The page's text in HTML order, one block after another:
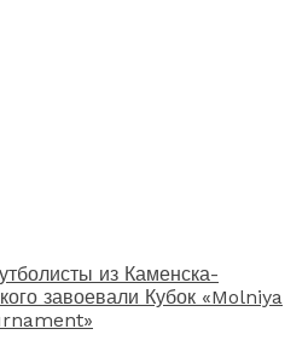
из Каменска-
завоевали Кубок «Molniya